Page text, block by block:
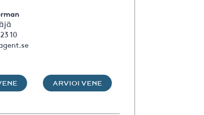
10
ARVIOI VENE